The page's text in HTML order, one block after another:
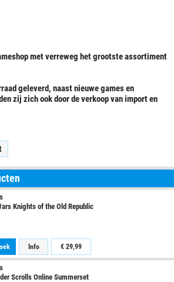
met verreweg het grootste assortiment
geleverd, naast nieuwe games en
zij zich ook door de verkoop van import en
Knights of the Old Republic
Info € 29,99
Scrolls Online Summerset